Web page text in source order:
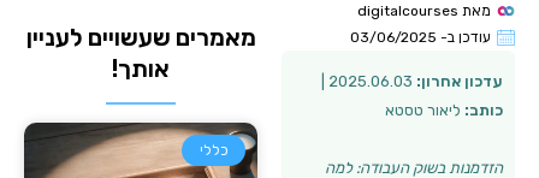
מאת
עודכן ב- 03/06/2025
עדכון אחרון:
כותב: ליאור טסטא
הזדמנות בשוק העבודה: למה
מאמרים שעשויים לעניין
אותך!
כללי